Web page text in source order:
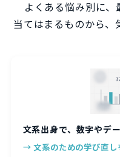
よくある悩み別に、
当てはまるものから、
文系出身で、数字やデ
→ 文系のための学び直し